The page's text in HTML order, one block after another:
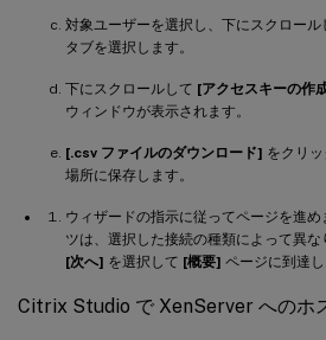
対象ユーザーを選択し、下にスクロール
タブを選択します。
下にスクロールして [アクセスキーの作
ウィンドウが表示されます。
[.csv ファイルのダウンロード] をクリ
場所に保存します。
ウィザードの指示に従ってページを進
ツは、選択した接続の種類によって異な
[次へ] を選択して [概要] ページに到達し
Citrix Studio で XenServer へのホ